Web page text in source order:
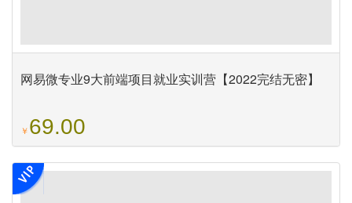
网易微专业9大前端项目就业实训营【2022完结无密】
￥69.00